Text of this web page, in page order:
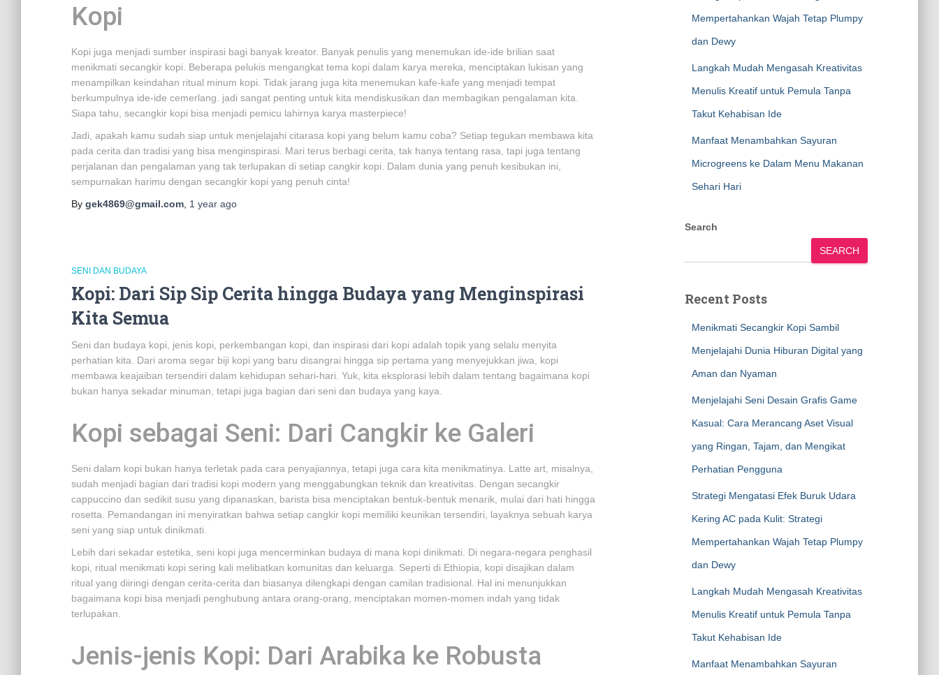
Kopi
Kopi juga menjadi sumber inspirasi bagi banyak kreator. Banyak penulis yang menemukan ide-ide brilian saat
menikmati secangkir kopi. Beberapa pelukis mengangkat tema kopi dalam karya mereka, menciptakan lukisan yang
menampilkan keindahan ritual minum kopi. Tidak jarang juga kita menemukan kafe-kafe yang menjadi tempat
berkumpulnya ide-ide cemerlang. jadi sangat penting untuk kita mendiskusikan dan membagikan pengalaman kita.
Siapa tahu, secangkir kopi bisa menjadi pemicu lahirnya karya masterpiece!
Jadi, apakah kamu sudah siap untuk menjelajahi citarasa kopi yang belum kamu coba? Setiap tegukan membawa kita
pada cerita dan tradisi yang bisa menginspirasi. Mari terus berbagi cerita, tak hanya tentang rasa, tapi juga tentang
perjalanan dan pengalaman yang tak terlupakan di setiap cangkir kopi. Dalam dunia yang penuh kesibukan ini,
sempurnakan harimu dengan secangkir kopi yang penuh cinta!
By gek4869@gmail.com 1 year ago
SENI DAN BUDAYA
Kopi: Dari Sip Sip Cerita hingga Budaya yang Menginspirasi
Kita Semua
Seni dan budaya kopi, jenis kopi, perkembangan kopi, dan inspirasi dari kopi adalah topik yang selalu menyita
perhatian kita. Dari aroma segar biji kopi yang baru disangrai hingga sip pertama yang menyejukkan jiwa, kopi
membawa keajaiban tersendiri dalam kehidupan sehari-hari. Yuk, kita eksplorasi lebih dalam tentang bagaimana kopi
bukan hanya sekadar minuman, tetapi juga bagian dari seni dan budaya yang kaya.
Kopi sebagai Seni: Dari Cangkir ke Galeri
Seni dalam kopi bukan hanya terletak pada cara penyajiannya, tetapi juga cara kita menikmatinya. Latte art, misalnya,
sudah menjadi bagian dari tradisi kopi modern yang menggabungkan teknik dan kreativitas. Dengan secangkir
cappuccino dan sedikit susu yang dipanaskan, barista bisa menciptakan bentuk-bentuk menarik, mulai dari hati hingga
rosetta. Pemandangan ini menyiratkan bahwa setiap cangkir kopi memiliki keunikan tersendiri, layaknya sebuah karya
seni yang siap untuk dinikmati.
Lebih dari sekadar estetika, seni kopi juga mencerminkan budaya di mana kopi dinikmati. Di negara-negara penghasil
kopi, ritual menikmati kopi sering kali melibatkan komunitas dan keluarga. Seperti di Ethiopia, kopi disajikan dalam
ritual yang diiringi dengan cerita-cerita dan biasanya dilengkapi dengan camilan tradisional. Hal ini menunjukkan
bagaimana kopi bisa menjadi penghubung antara orang-orang, menciptakan momen-momen indah yang tidak
terlupakan.
Jenis-jenis Kopi: Dari Arabika ke Robusta
Mempertahankan Wajah Tetap Plumpy
dan Dewy
Langkah Mudah Mengasah Kreativitas
Menulis Kreatif untuk Pemula Tanpa
Takut Kehabisan Ide
Manfaat Menambahkan Sayuran
Microgreens ke Dalam Menu Makanan
Sehari Hari
Search
SEARCH
Recent Posts
Menikmati Secangkir Kopi Sambil
Menjelajahi Dunia Hiburan Digital yang
Aman dan Nyaman
Menjelajahi Seni Desain Grafis Game
Kasual: Cara Merancang Aset Visual
yang Ringan, Tajam, dan Mengikat
Perhatian Pengguna
Strategi Mengatasi Efek Buruk Udara
Kering AC pada Kulit: Strategi
Mempertahankan Wajah Tetap Plumpy
dan Dewy
Langkah Mudah Mengasah Kreativitas
Menulis Kreatif untuk Pemula Tanpa
Takut Kehabisan Ide
Manfaat Menambahkan Sayuran